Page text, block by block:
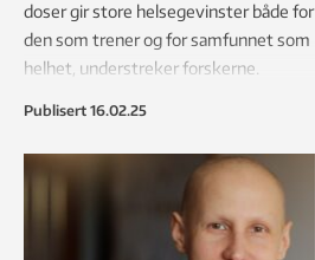
doser gir store helsegevinster både for
den som trener og for samfunnet som
helhet, understreker forskerne.
Publisert 16.02.25